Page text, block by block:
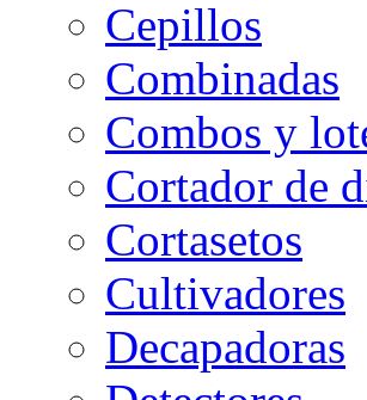
Cepillos
Combinadas
Combos y
Cortador de
Cortasetos
Cultivadores
Decapadoras